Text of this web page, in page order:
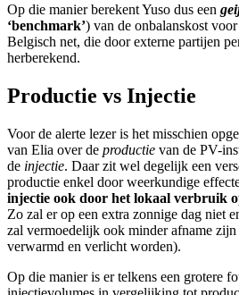
Op die manier berekent Yuso dus een
‘benchmark’) van de onbalanskost
Belgisch net, die door externe partijen
herberekend.
Productie vs Injectie
Voor de alerte lezer is het misschien
van Elia over de productie van de PV-
de injectie. Daar zit wel degelijk een
productie enkel door weerkundige
injectie ook door het lokaal verbruik
Zo zal er op een extra zonnige dag niet
zal vermoedelijk ook minder afname
verwarmd en verlicht worden).
Op die manier is er telkens een grotere